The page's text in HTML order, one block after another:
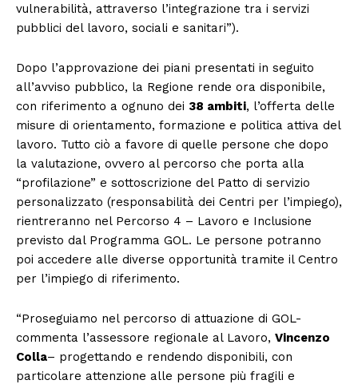
vulnerabilità, attraverso l’integrazione tra i servizi
pubblici del lavoro, sociali e sanitari”).
Dopo l’approvazione dei piani presentati in seguito
all’avviso pubblico, la Regione rende ora disponibile,
con riferimento a ognuno dei 38 ambiti, l’offerta delle
misure di orientamento, formazione e politica attiva del
lavoro. Tutto ciò a favore di quelle persone che dopo
la valutazione, ovvero al percorso che porta alla
“profilazione” e sottoscrizione del Patto di servizio
personalizzato (responsabilità dei Centri per l’impiego),
rientreranno nel Percorso 4 – Lavoro e Inclusione
previsto dal Programma GOL. Le persone potranno
poi accedere alle diverse opportunità tramite il Centro
per l’impiego di riferimento.
“Proseguiamo nel percorso di attuazione di GOL-
commenta l’assessore regionale al Lavoro, Vincenzo
Colla– progettando e rendendo disponibili, con
particolare attenzione alle persone più fragili e